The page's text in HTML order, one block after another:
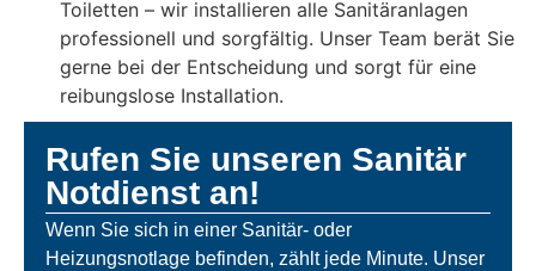
Toiletten – wir installieren alle Sanitäranlagen
professionell und sorgfältig. Unser Team berät Sie
gerne bei der Entscheidung und sorgt für eine
reibungslose Installation.
Rufen Sie unseren Sanitär
Notdienst an!
Wenn Sie sich in einer Sanitär- oder
Heizungsnotlage befinden, zählt jede Minute. Unser